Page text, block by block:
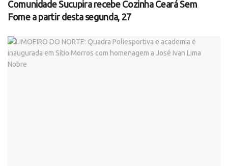
Comunidade Sucupira recebe Cozinha Ceará Sem
Fome a partir desta segunda, 27